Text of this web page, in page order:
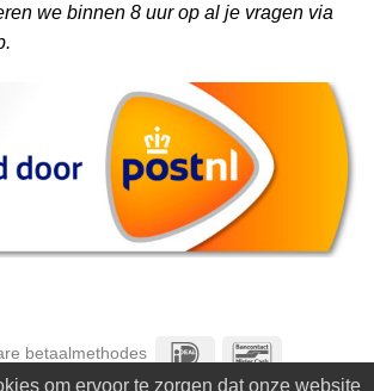
we binnen 8 uur op al je vragen via
betaalmethodes IDeal
om ervoor te zorgen dat onze website